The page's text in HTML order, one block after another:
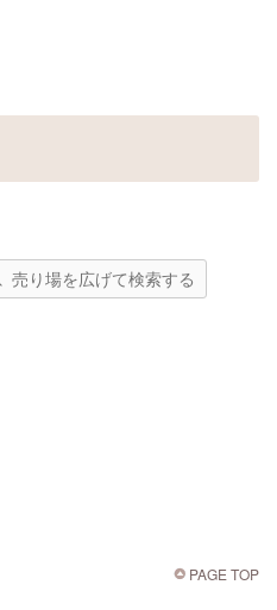
売り場を広げて検索する
PAGE TOP